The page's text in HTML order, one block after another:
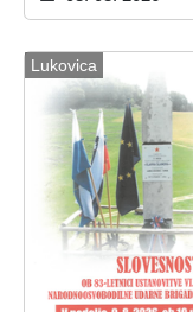
Lukovica